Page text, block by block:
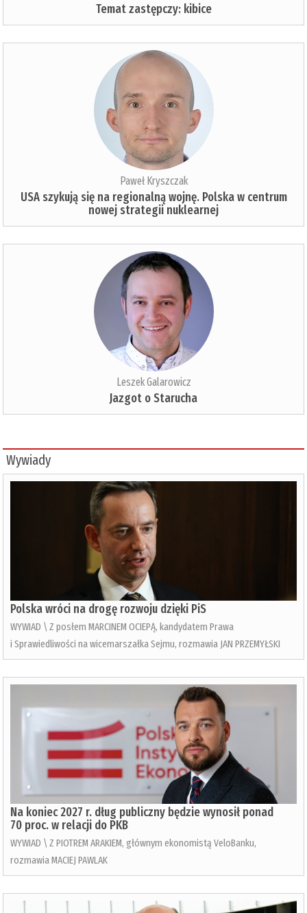
Temat zastępczy: kibice
Paweł Kryszczak
USA szykują się na regionalną wojnę. Polska w centrum
nowej strategii nuklearnej
Leszek Galarowicz
Jazgot o Starucha
Wywiady
Polska wróci na drogę rozwoju dzięki PiS
WYWIAD \ Z posłem MARCINEM OCIEPĄ, kandydatem Prawa
i Sprawiedliwości na wicemarszałka Sejmu, rozmawia JAN PRZEMYŁSKI
Na koniec 2027 r. dług publiczny będzie wynosił ponad
70 proc. w relacji do PKB
WYWIAD \ Z PIOTREM ARAKIEM, głównym ekonomistą VeloBanku,
rozmawia MACIEJ PAWLAK